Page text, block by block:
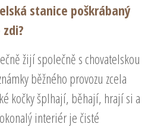
stanice poškrábaný
žijí společně s chovatelskou
běžného provozu zcela
kočky šplhají, běhají, hrají si a
interiér je čisté